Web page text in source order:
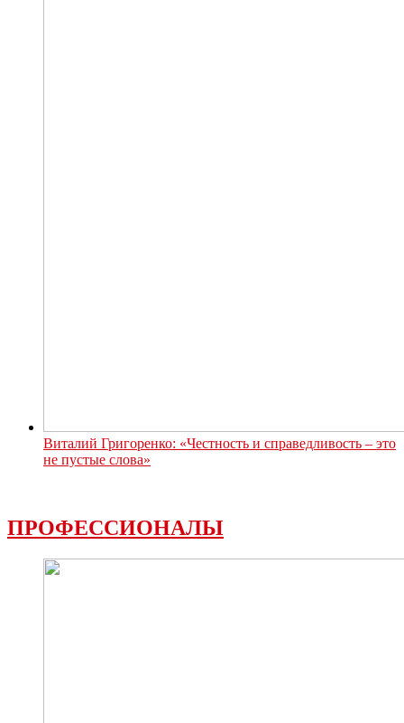
Виталий Григоренко: «Честность и справедливость – это
не пустые слова»
ПРОФЕССИОНАЛЫ